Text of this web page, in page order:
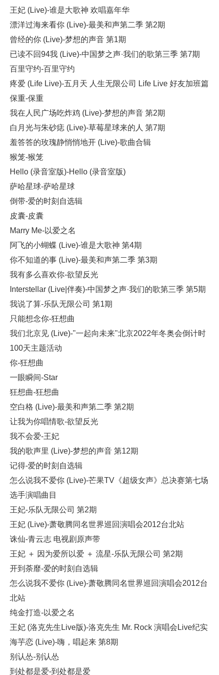
王妃 (Live)-谁是大歌神 欢唱嘉年华
漂洋过海来看你 (Live)-最美和声第二季 第2期
曾经的你 (Live)-梦想的声音 第1期
已读不回94我 (Live)-中国梦之声·我们的歌第三季 第7期
百里守约-百里守约
疼爱 (Life Live)-五月天 人生无限公司 Life Live 好友加班篇
保重-保重
我在人民广场吃炸鸡 (Live)-梦想的声音 第2期
白月光与朱砂痣 (Live)-草莓星球来的人 第7期
羞答答的玫瑰静悄悄地开 (Live)-歌曲合辑
猴笼-猴笼
Hello (录音室版)-Hello (录音室版)
萨哈星球-萨哈星球
倒带-爱的时刻自选辑
皮囊-皮囊
Marry Me-以爱之名
阿飞的小蝴蝶 (Live)-谁是大歌神 第4期
你不知道的事 (Live)-最美和声第二季 第3期
我有多么喜欢你-欲望反光
Interstellar (Live|伴奏)-中国梦之声·我们的歌第三季 第5期
我说了算-乐队无限公司 第1期
只能想念你-狂想曲
我们北京见 (Live)-"一起向未来"北京2022年冬奥会倒计时
100天主题活动
你-狂想曲
一眼瞬间-Star
狂想曲-狂想曲
空白格 (Live)-最美和声第二季 第2期
让我为你唱情歌-欲望反光
我不会爱-王妃
我的歌声里 (Live)-梦想的声音 第12期
记得-爱的时刻自选辑
怎么说我不爱你 (Live)-芒果TV《超级女声》总决赛第七场
选手演唱曲目
王妃-乐队无限公司 第2期
王妃 (Live)-萧敬腾同名世界巡回演唱会2012台北站
诛仙-青云志 电视剧原声带
王妃 ＋ 因为爱所以爱 ＋ 流星-乐队无限公司 第2期
开到荼靡-爱的时刻自选辑
怎么说我不爱你 (Live)-萧敬腾同名世界巡回演唱会2012台
北站
纯金打造-以爱之名
王妃 (洛克先生Live版)-洛克先生 Mr. Rock 演唱会Live纪实
海芋恋 (Live)-嗨，唱起来 第8期
别认怂-别认怂
到处都是爱-到处都是爱